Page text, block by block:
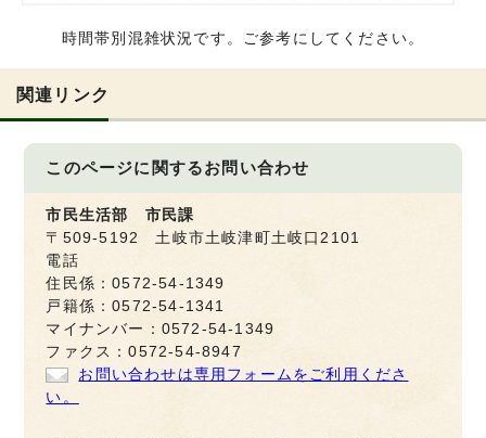
時間帯別混雑状況です。ご参考にしてください。
関連リンク
このページに関するお問い合わせ
市民生活部 市民課
〒509-5192 土岐市土岐津町土岐口2101
電話
住民係：0572-54-1349
戸籍係：0572-54-1341
マイナンバー：0572-54-1349
ファクス：0572-54-8947
お問い合わせは専用フォームをご利用くださ
い。